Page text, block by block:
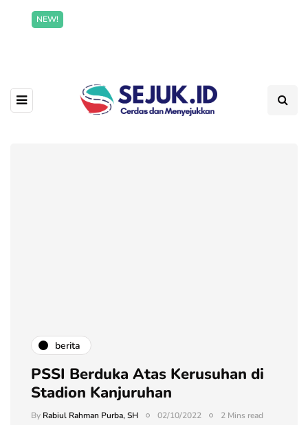
NEW!
berita
PSSI Berduka Atas Kerusuhan di
Stadion Kanjuruhan
By Rabiul Rahman Purba, SH 02/10/2022 2 Mins read